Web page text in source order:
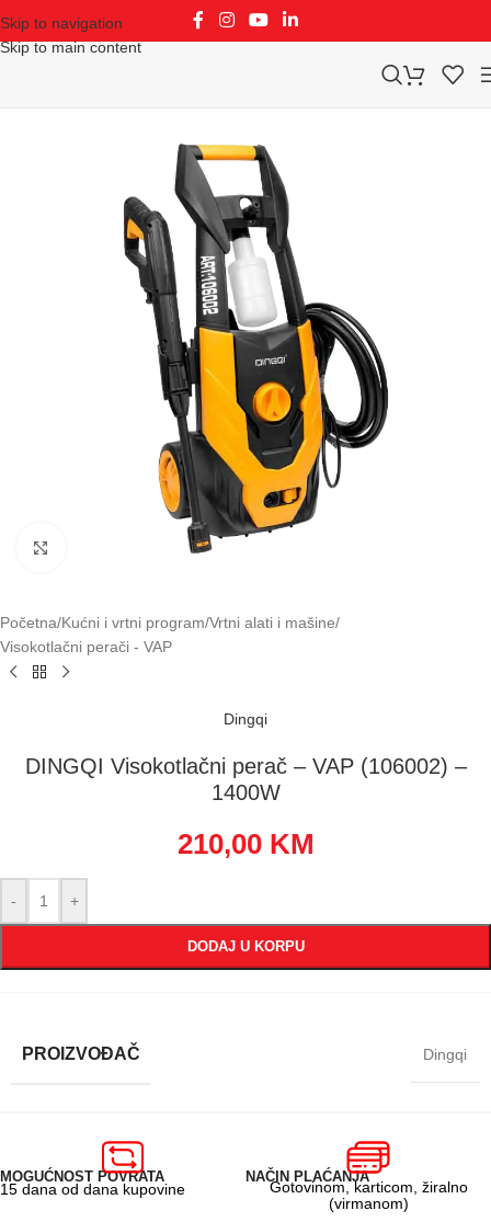
Skip to navigation
Skip to main content
Klikni za uvećavanje
Početna/Kućni i vrtni program/Vrtni alati i mašine/
Visokotlačni perači - VAP
Dingqi
DINGQI Visokotlačni perač – VAP (106002) –
1400W
210,00 KM
- +
DODAJ U KORPU
PROIZVOĐAČ Dingqi
MOGUĆNOST POVRATA
15 dana od dana kupovine
NAČIN PLAĆANJA
Gotovinom, karticom, žiralno
(virmanom)